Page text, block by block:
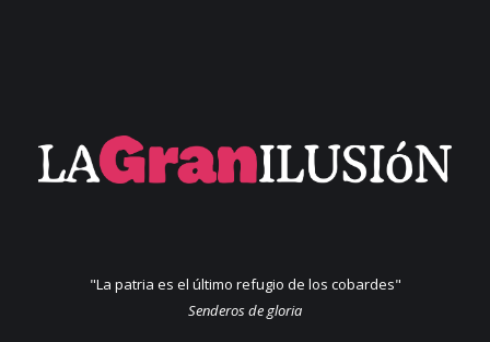
"La patria es el último refugio de los cobardes"
Senderos de gloria